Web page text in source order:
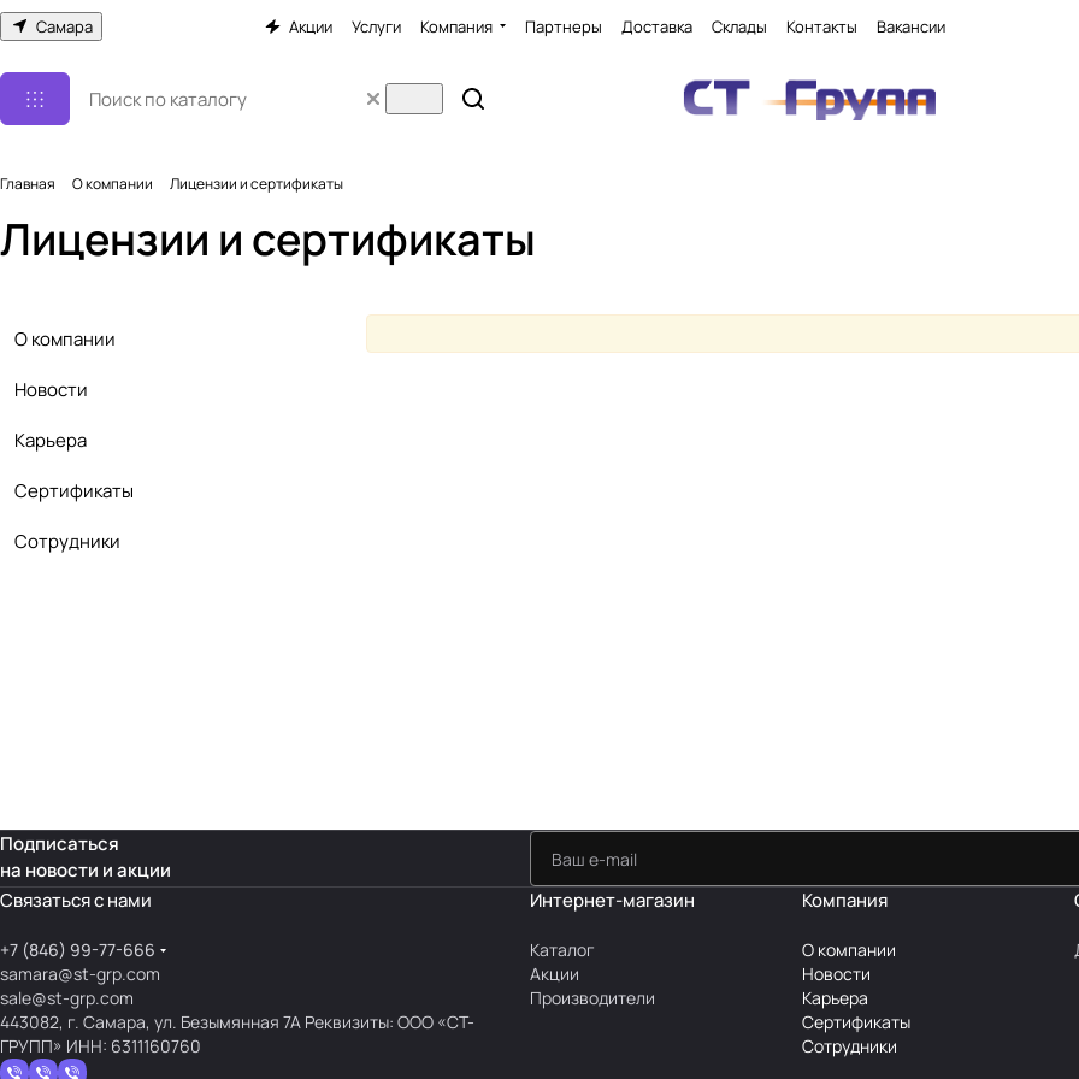
Самара Акции Услуги Компания Партнеры Доставка Склады Контакты Вакансии
Главная О компании Лицензии и сертификаты
Лицензии и сертификаты
О компании
Новости
Карьера
Сертификаты
Сотрудники
Подписаться
на новости и акции
Связаться с нами
+7 (846) 99-77-666
samara@st-grp.com
sale@st-grp.com
443082, г. Самара, ул. Безымянная 7А Реквизиты: ООО «СТ-
ГРУПП» ИНН: 6311160760
Интернет-магазин
Каталог
Акции
Производители
Компания
О компании
Новости
Карьера
Сертификаты
Сотрудники